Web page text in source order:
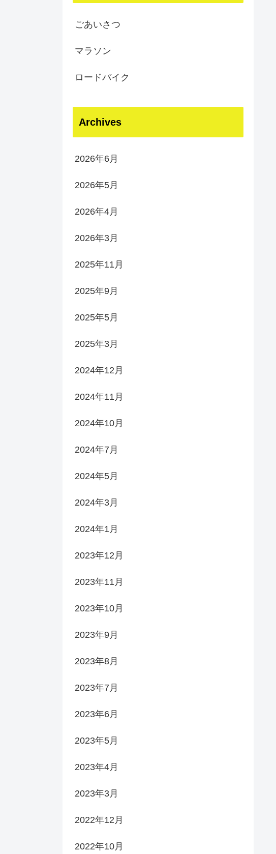
ごあいさつ
マラソン
ロードバイク
Archives
2026年6月
2026年5月
2026年4月
2026年3月
2025年11月
2025年9月
2025年5月
2025年3月
2024年12月
2024年11月
2024年10月
2024年7月
2024年5月
2024年3月
2024年1月
2023年12月
2023年11月
2023年10月
2023年9月
2023年8月
2023年7月
2023年6月
2023年5月
2023年4月
2023年3月
2022年12月
2022年10月